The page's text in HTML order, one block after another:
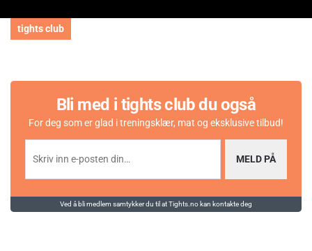
tights club
Bli med i tights club du også
For deg som er glad i treningsklær, mat og eksklusive tilbud!
MELD PÅ
Ved å bli medlem samtykker du til at Tights.no kan kontakte deg